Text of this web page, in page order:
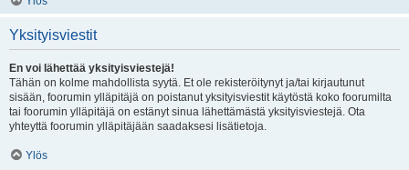
Yksityisviestit
En voi lähettää yksityisviestejä!
Tähän on kolme mahdollista syytä. Et ole rekisteröitynyt ja/tai kirjautunut
sisään, foorumin ylläpitäjä on poistanut yksityisviestit käytöstä koko foorumilta
tai foorumin ylläpitäjä on estänyt sinua lähettämästä yksityisviestejä. Ota
yhteyttä foorumin ylläpitäjään saadaksesi lisätietoja.
Ylös